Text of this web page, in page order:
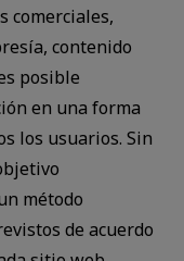
comerciales,
contenido
posible
en una forma
los usuarios. Sin
método
de acuerdo